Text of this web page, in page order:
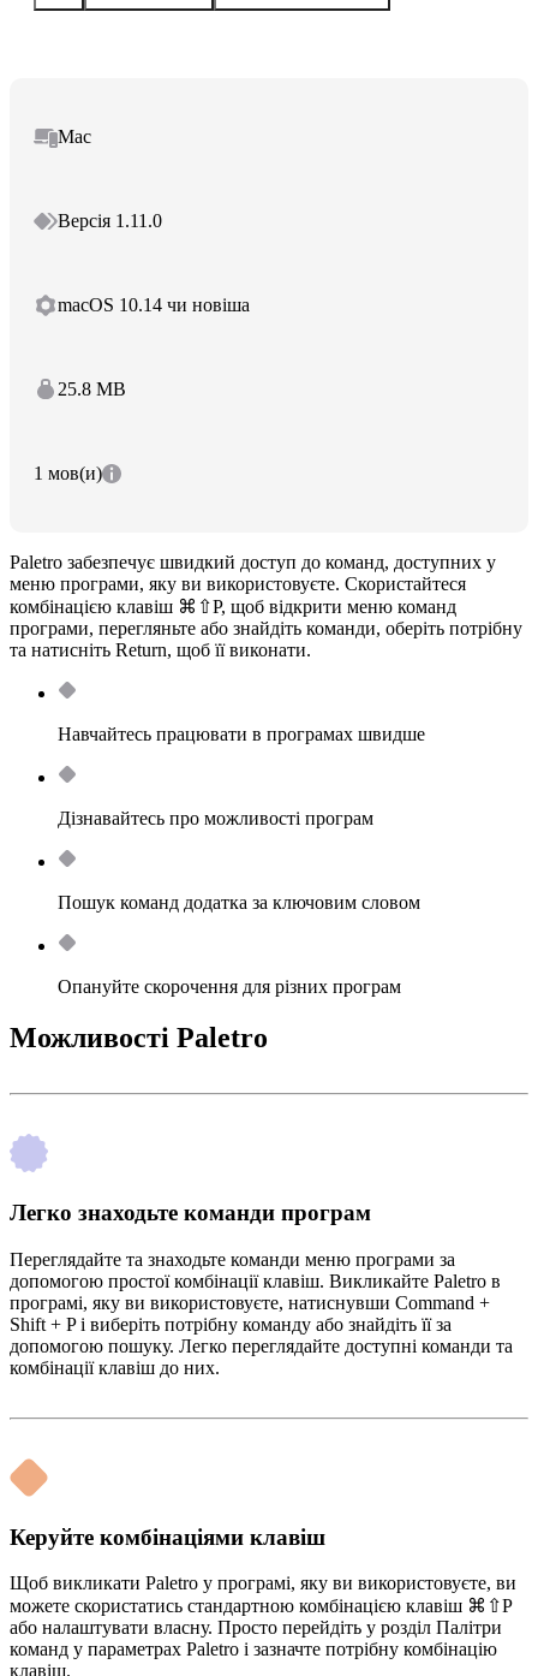
Mac
Версія 1.11.0
macOS 10.14 чи новіша
25.8 MB
1 мов(и)
Paletro забезпечує швидкий доступ до команд, доступних у
меню програми, яку ви використовуєте. Скористайтеся
комбінацією клавіш ⌘⇧P, щоб відкрити меню команд
програми, перегляньте або знайдіть команди, оберіть потрібну
та натисніть Return, щоб її виконати.
Навчайтесь працювати в програмах швидше
Дізнавайтесь про можливості програм
Пошук команд додатка за ключовим словом
Опануйте скорочення для різних програм
Можливості Paletro
Легко знаходьте команди програм
Переглядайте та знаходьте команди меню програми за
допомогою простої комбінації клавіш. Викликайте Paletro в
програмі, яку ви використовуєте, натиснувши Command +
Shift + P і виберіть потрібну команду або знайдіть її за
допомогою пошуку. Легко переглядайте доступні команди та
комбінації клавіш до них.
Керуйте комбінаціями клавіш
Щоб викликати Paletro у програмі, яку ви використовуєте, ви
можете скористатись стандартною комбінацією клавіш ⌘⇧P
або налаштувати власну. Просто перейдіть у розділ Палітри
команд у параметрах Paletro і зазначте потрібну комбінацію
клавіш.